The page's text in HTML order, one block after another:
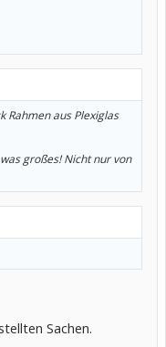
Rahmen aus Plexiglas
großes! Nicht nur von
Sachen.